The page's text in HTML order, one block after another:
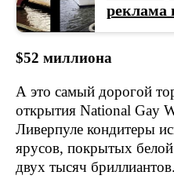
реклама
$52 миллиона
А это самый дорогой
открытия National Gay
Ливерпуле кондитеры
ярусов, покрытых
двух тысяч бриллиантов.